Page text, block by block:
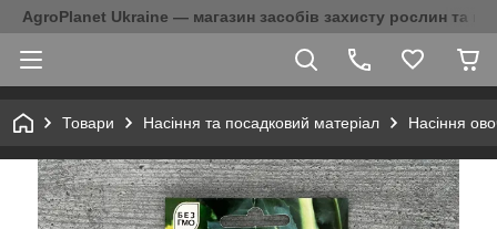
AgroPlanet Ukraine — магазин засобів захисту рослин та
Товари Насіння та посадковий матеріал Насіння